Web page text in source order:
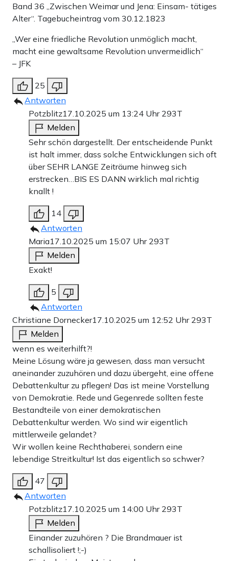
Band 36 „Zwischen Weimar und Jena: Einsam- tätiges
Alter“. Tagebucheintrag vom 30.12.1823
„Wer eine friedliche Revolution unmöglich macht,
macht eine gewaltsame Revolution unvermeidlich“
– JFK
25
Antworten
Potzblitz17.10.2025 um 13:24 Uhr 293T
Melden
Sehr schön dargestellt. Der entscheidende Punkt
ist halt immer, dass solche Entwicklungen sich oft
über SEHR LANGE Zeiträume hinweg sich
erstrecken…BIS ES DANN wirklich mal richtig
knallt !
14
Antworten
Maria17.10.2025 um 15:07 Uhr 293T
Melden
Exakt!
5
Antworten
Christiane Dornecker17.10.2025 um 12:52 Uhr 293T
Melden
wenn es weiterhilft?!
Meine Lösung wäre ja gewesen, dass man versucht
aneinander zuzuhören und dazu übergeht, eine offene
Debattenkultur zu pflegen! Das ist meine Vorstellung
von Demokratie. Rede und Gegenrede sollten feste
Bestandteile von einer demokratischen
Debattenkultur werden. Wo sind wir eigentlich
mittlerweile gelandet?
Wir wollen keine Rechthaberei, sondern eine
lebendige Streitkultur! Ist das eigentlich so schwer?
47
Antworten
Potzblitz17.10.2025 um 14:00 Uhr 293T
Melden
Einander zuzuhören ? Die Brandmauer ist
schallisoliert !;-)